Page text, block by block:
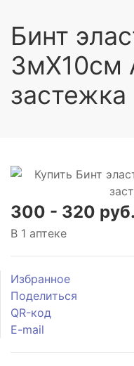
Бинт
3мX10см
застежка
300 - 320 руб.
В 1 аптеке
Избранное
Поделиться
QR-код
E-mail